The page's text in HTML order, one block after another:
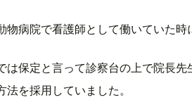
物病院で看護師として働いていた時
は保定と言って診察台の上で院長
法を採用していました。